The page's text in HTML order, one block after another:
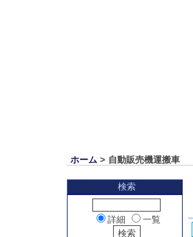
ホーム > 自動販売機運搬車
検索
詳細 一覧